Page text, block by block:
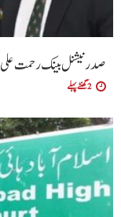
صدر نیشنل بینک رحمت علی
2 گھنٹے پہلے